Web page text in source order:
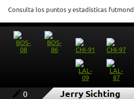
Consulta los puntos y estadísticas
0 Jerry Sichting